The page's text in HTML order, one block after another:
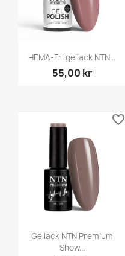
HEMA-Fri gellack NTN...
55,00 kr
Gellack NTN Premium
Show...
favorite_border